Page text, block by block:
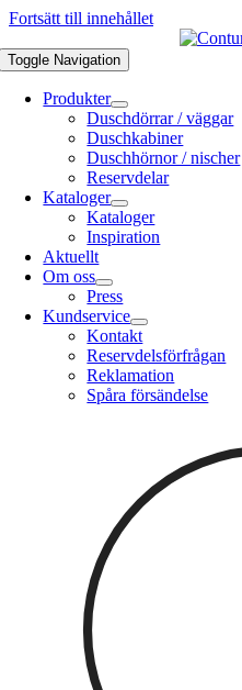
Fortsätt till innehållet
Toggle Navigation
Produkter
Duschdörrar / väggar
Duschkabiner
Duschhörnor / nischer
Reservdelar
Kataloger
Kataloger
Inspiration
Aktuellt
Om oss
Press
Kundservice
Kontakt
Reservdelsförfrågan
Reklamation
Spåra försändelse